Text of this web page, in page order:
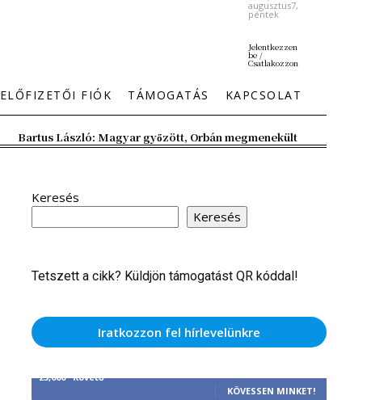
augusztus7,
péntek
Jelentkezzen
be /
Csatlakozzon
ELŐFIZETŐI FIÓK TÁMOGATÁS KAPCSOLAT
Bartus László: Magyar győzött, Orbán megmenekült
Keresés
Keresés
Tetszett a cikk? Küldjön támogatást QR kóddal!
Iratkozzon fel hírlevelünkre
25,000 Követő
KÖVESSEN MINKET!